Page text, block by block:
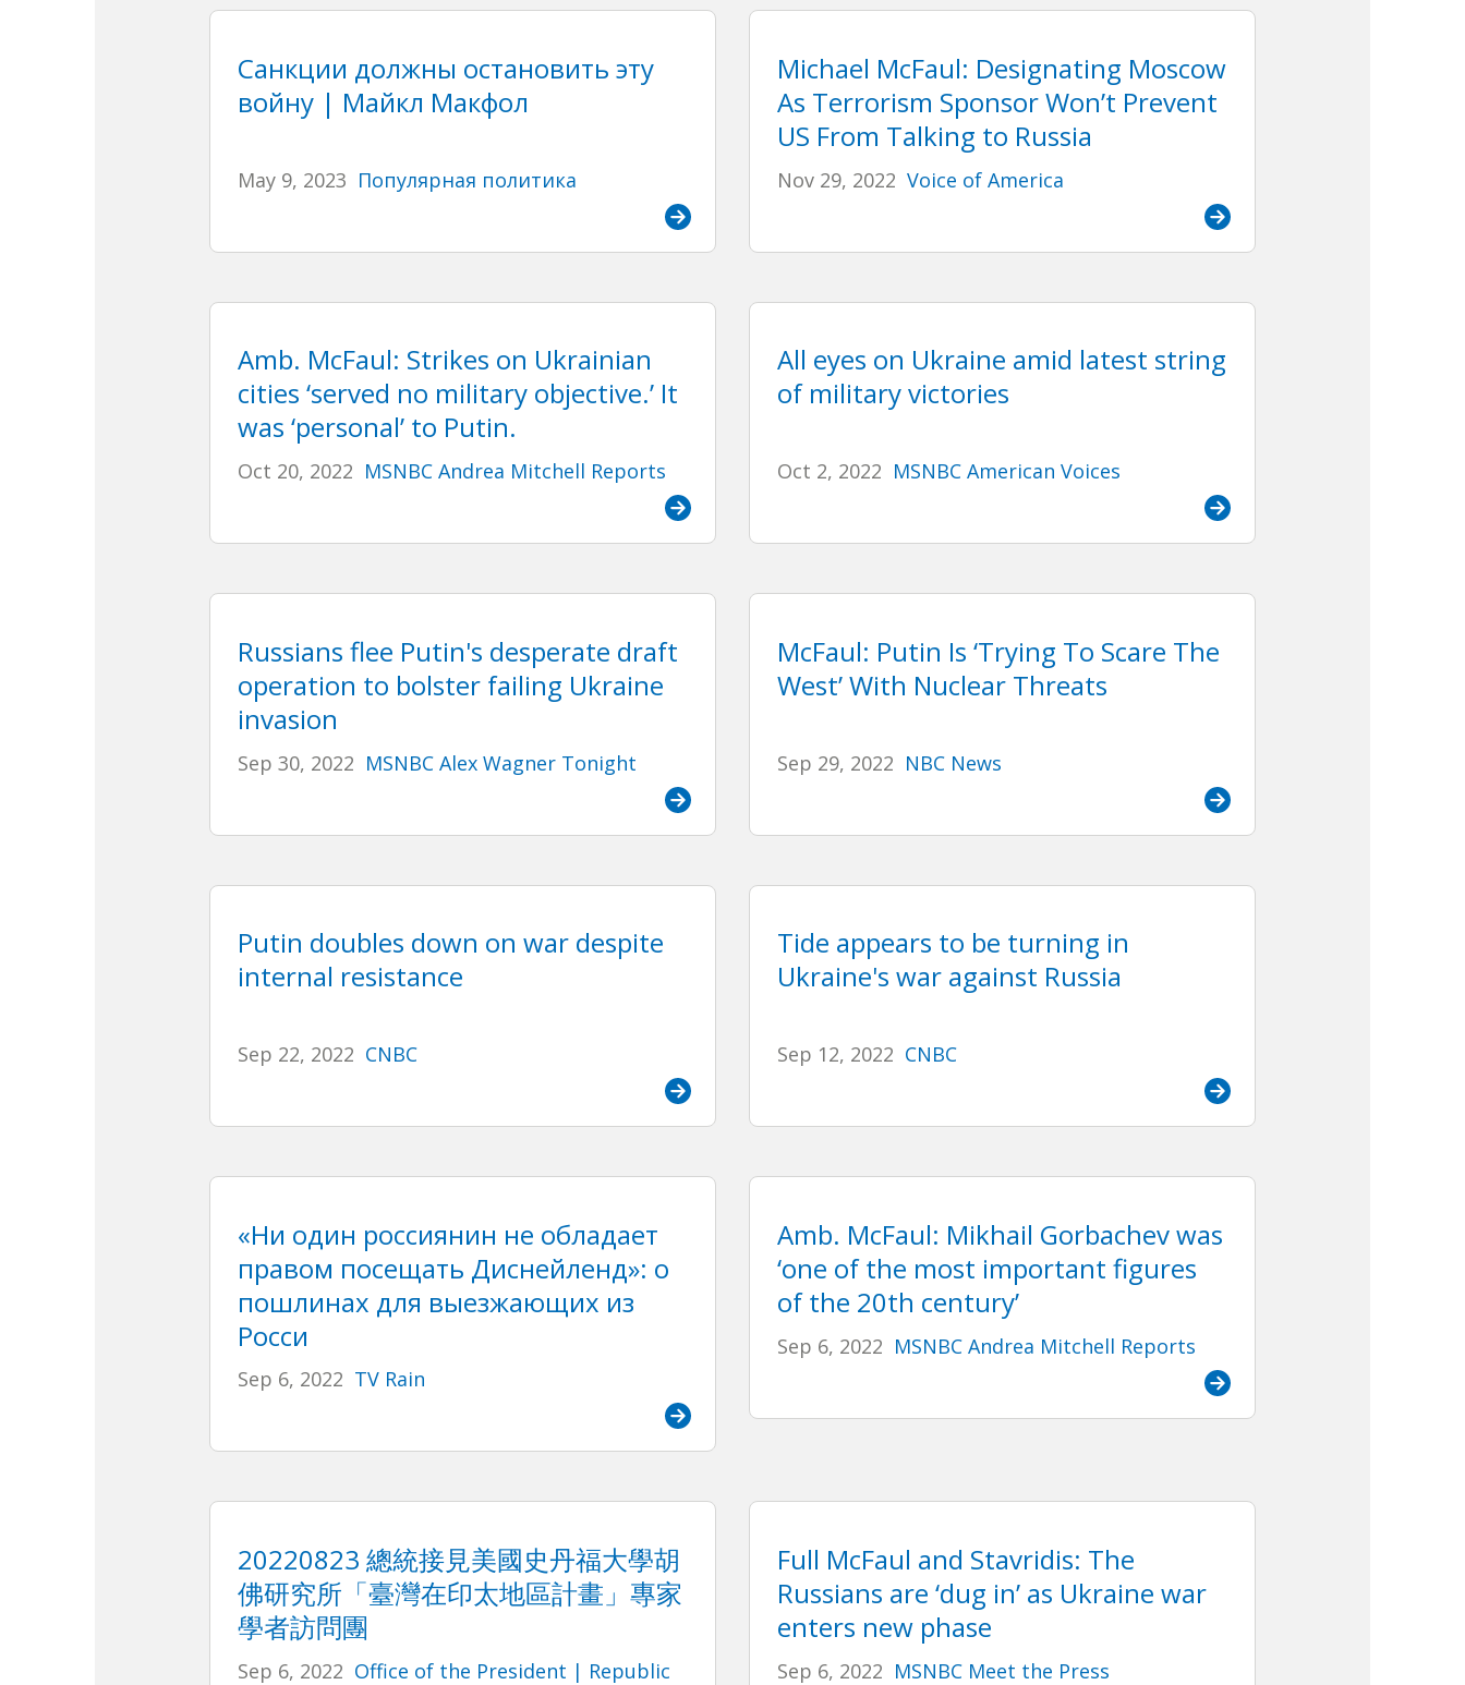
Санкции должны остановить эту
войну | Майкл Макфол
May 9, 2023 Популярная политика
Michael McFaul: Designating Moscow
As Terrorism Sponsor Won’t Prevent
US From Talking to Russia
Nov 29, 2022 Voice of America
Amb. McFaul: Strikes on Ukrainian
cities ‘served no military objective.’ It
was ‘personal’ to Putin.
Oct 20, 2022 MSNBC Andrea Mitchell Reports
All eyes on Ukraine amid latest string
of military victories
Oct 2, 2022 MSNBC American Voices
Russians flee Putin's desperate draft
operation to bolster failing Ukraine
invasion
Sep 30, 2022 MSNBC Alex Wagner Tonight
McFaul: Putin Is ‘Trying To Scare The
West’ With Nuclear Threats
Sep 29, 2022 NBC News
Putin doubles down on war despite
internal resistance
Sep 22, 2022 CNBC
Tide appears to be turning in
Ukraine's war against Russia
Sep 12, 2022 CNBC
«Ни один россиянин не обладает
правом посещать Диснейленд»: о
пошлинах для выезжающих из
Росси
Sep 6, 2022 TV Rain
Amb. McFaul: Mikhail Gorbachev was
‘one of the most important figures
of the 20th century’
Sep 6, 2022 MSNBC Andrea Mitchell Reports
20220823 總統接見美國史丹福大學胡
佛研究所「臺灣在印太地區計畫」專家
學者訪問團
Sep 6, 2022 Office of the President | Republic
Full McFaul and Stavridis: The
Russians are ‘dug in’ as Ukraine war
enters new phase
Sep 6, 2022 MSNBC Meet the Press